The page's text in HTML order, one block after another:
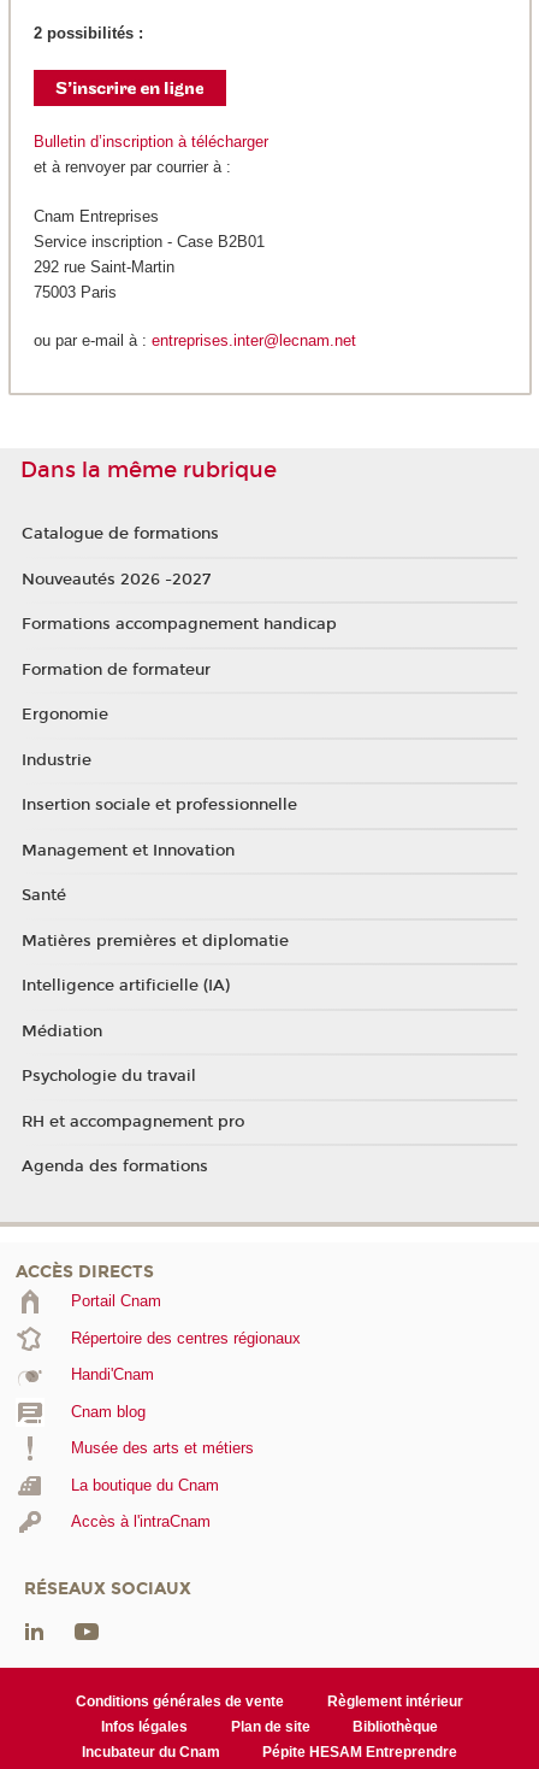
2 possibilités :
Bulletin d’inscription à télécharger
et à renvoyer par courrier à :
Cnam Entreprises
Service inscription - Case B2B01
292 rue Saint-Martin
75003 Paris
ou par e-mail à : entreprises.inter@lecnam.net
Dans la même rubrique
Catalogue de formations
Nouveautés 2026 -2027
Formations accompagnement handicap
Formation de formateur
Ergonomie
Industrie
Insertion sociale et professionnelle
Management et Innovation
Santé
Matières premières et diplomatie
Intelligence artificielle (IA)
Médiation
Psychologie du travail
RH et accompagnement pro
Agenda des formations
ACCÈS DIRECTS
Portail Cnam
Répertoire des centres régionaux
Handi'Cnam
Cnam blog
Musée des arts et métiers
La boutique du Cnam
Accès à l'intraCnam
RÉSEAUX SOCIAUX
Conditions générales de vente
Règlement intérieur
Infos légales
Plan de site
Bibliothèque
Incubateur du Cnam
Pépite HESAM Entreprendre